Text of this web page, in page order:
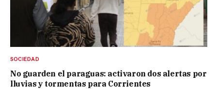
SOCIEDAD
No guarden el paraguas: activaron dos alertas por
lluvias y tormentas para Corrientes